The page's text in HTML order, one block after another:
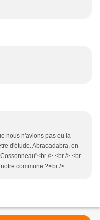
nous n'avions pas eu la
d'étude. Abracadabra, en
/> <br /> <br
commune ?<br />